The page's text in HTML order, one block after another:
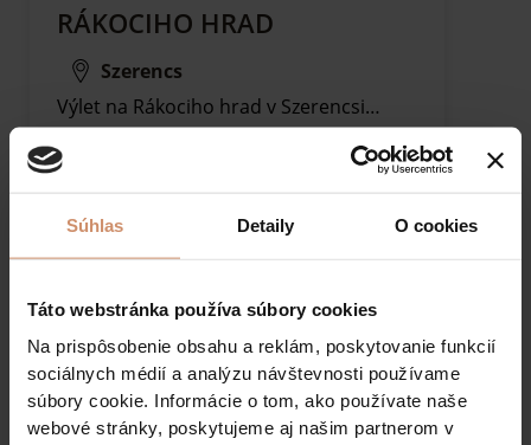
Súhlas Detaily O cookies
Táto webstránka používa súbory cookies
Na prispôsobenie obsahu a reklám, poskytovanie funkcií
sociálnych médií a analýzu návštevnosti používame
súbory cookie. Informácie o tom, ako používate naše
webové stránky, poskytujeme aj našim partnerom v
RÁKOCIHO HRAD
Szerencs
Výlet na Rákociho hrad v Szerencsi…
PREČÍTAJTE SI VIAC